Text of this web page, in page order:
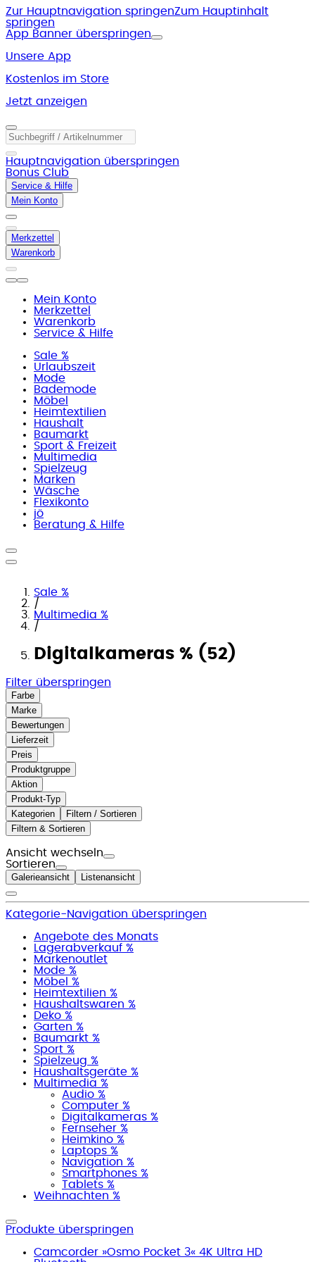
Zur Hauptnavigation springenZum Hauptinhalt
springen
App Banner überspringen
Unsere App
Kostenlos im Store
Jetzt anzeigen
Hauptnavigation überspringen
Bonus Club
Service & Hilfe
Mein Konto
Merkzettel
Warenkorb
Mein Konto
Merkzettel
Warenkorb
Service & Hilfe
Sale %
Urlaubszeit
Mode
Bademode
Möbel
Heimtextilien
Haushalt
Baumarkt
Sport & Freizeit
Multimedia
Spielzeug
Marken
Wäsche
Flexikonto
jö
Beratung & Hilfe
Sale %
/
Multimedia %
/
Digitalkameras % (52)
Filter überspringen
Farbe
Marke
Bewertungen
Lieferzeit
Preis
Produktgruppe
Aktion
Produkt-Typ
Kategorien
Filtern / Sortieren
Filtern & Sortieren
Ansicht wechseln
Sortieren
Galerieansicht Listenansicht
Kategorie-Navigation überspringen
Angebote des Monats
Lagerabverkauf %
Markenoutlet
Mode %
Möbel %
Heimtextilien %
Haushaltswaren %
Deko %
Garten %
Baumarkt %
Sport %
Spielzeug %
Haushaltsgeräte %
Multimedia %
Audio %
Computer %
Digitalkameras %
Fernseher %
Heimkino %
Laptops %
Navigation %
Smartphones %
Tablets %
Weihnachten %
Produkte überspringen
Camcorder »Osmo Pocket 3« 4K Ultra HD